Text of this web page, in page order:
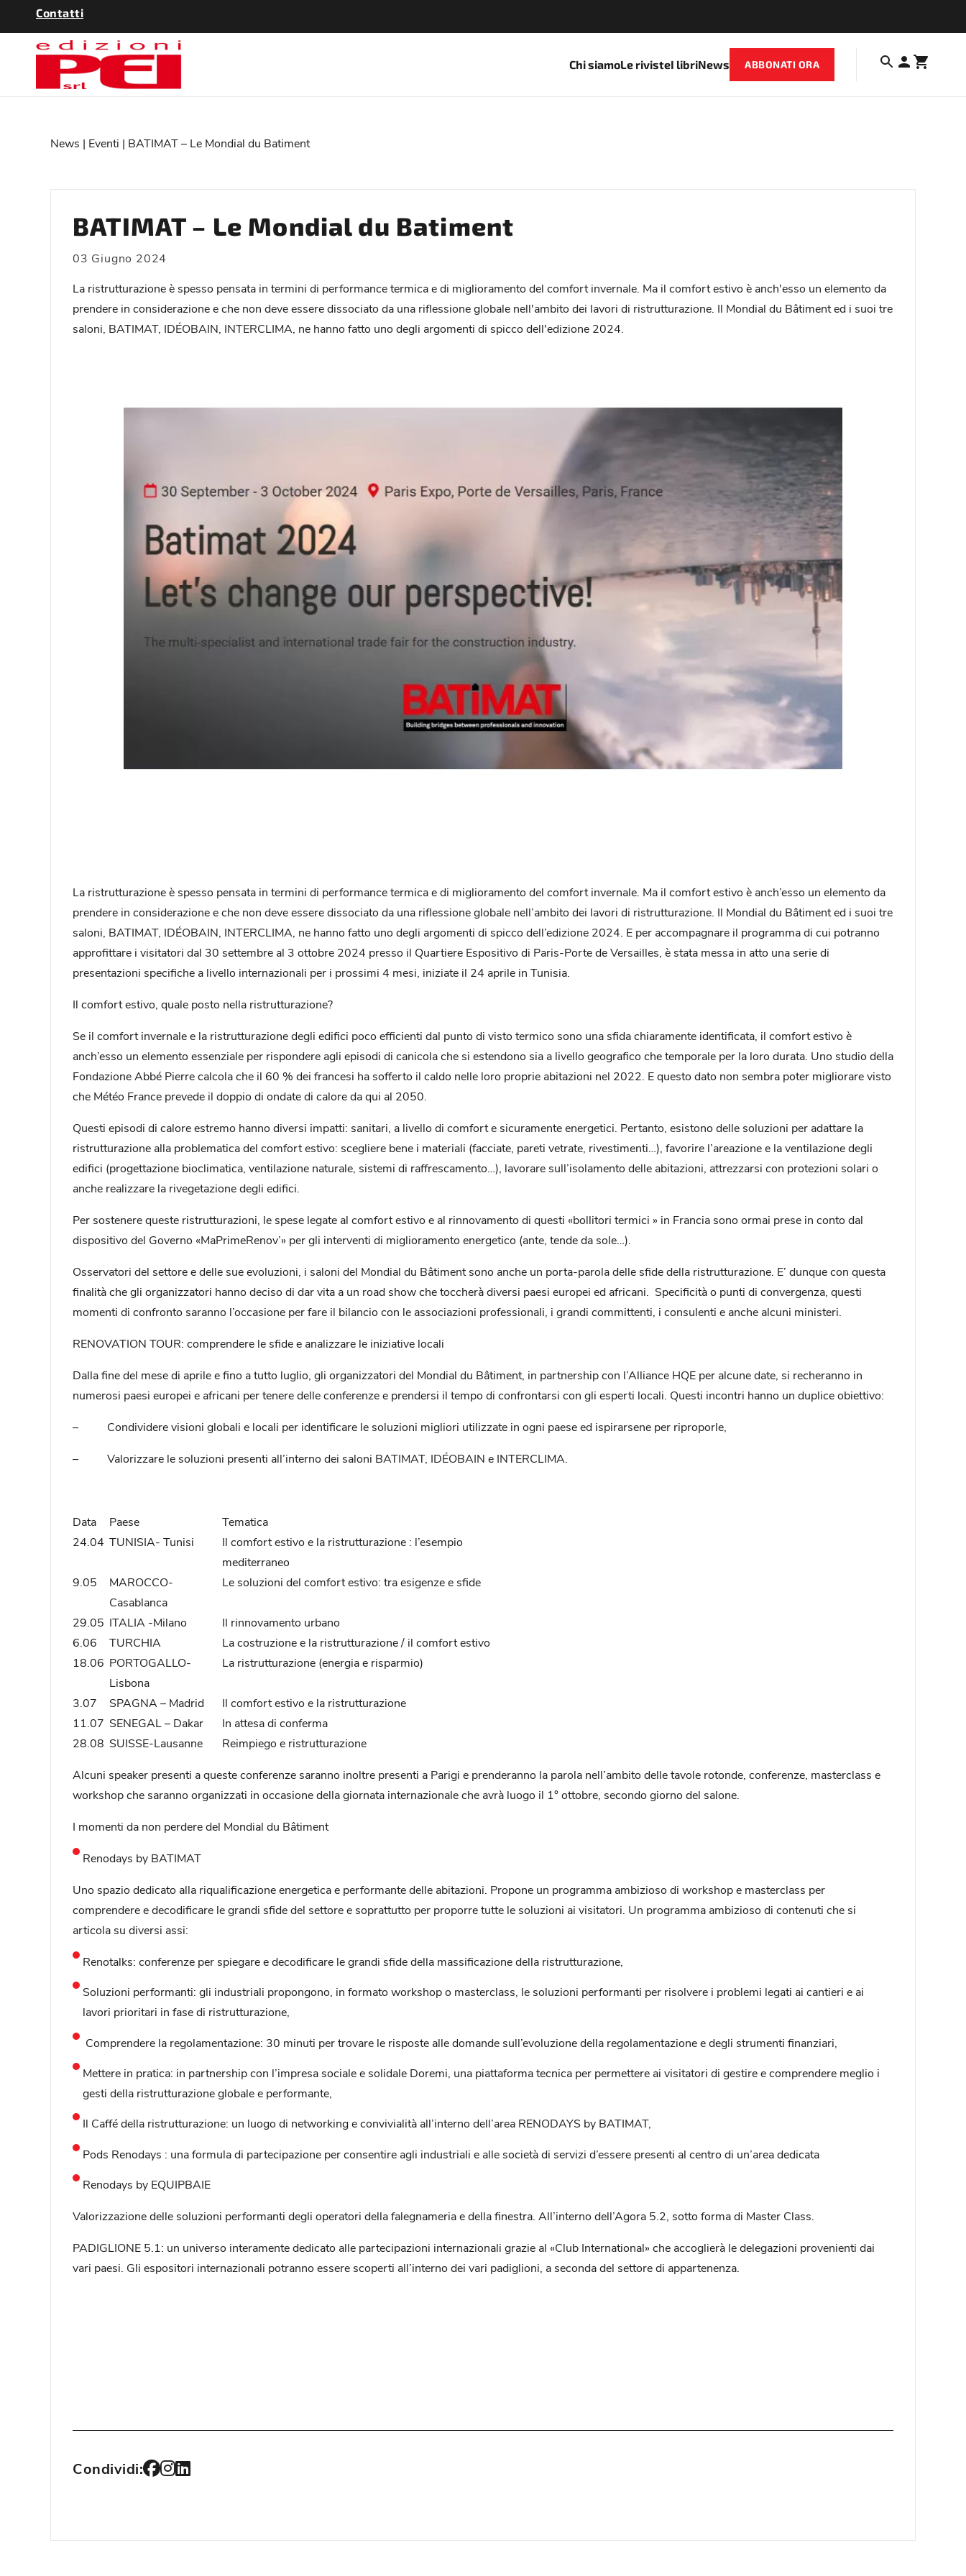
Contatti
Chi siamoLe rivisteI libriNews ABBONATI ORA
News | Eventi | BATIMAT – Le Mondial du Batiment
BATIMAT – Le Mondial du Batiment
03 Giugno 2024
La ristrutturazione è spesso pensata in termini di performance termica e di miglioramento del comfort invernale. Ma il comfort estivo è anch'esso un elemento da
prendere in considerazione e che non deve essere dissociato da una riflessione globale nell'ambito dei lavori di ristrutturazione. Il Mondial du Bâtiment ed i suoi tre
saloni, BATIMAT, IDÉOBAIN, INTERCLIMA, ne hanno fatto uno degli argomenti di spicco dell'edizione 2024.
La ristrutturazione è spesso pensata in termini di performance termica e di miglioramento del comfort invernale. Ma il comfort estivo è anch’esso un elemento da
prendere in considerazione e che non deve essere dissociato da una riflessione globale nell’ambito dei lavori di ristrutturazione. Il Mondial du Bâtiment ed i suoi tre
saloni, BATIMAT, IDÉOBAIN, INTERCLIMA, ne hanno fatto uno degli argomenti di spicco dell’edizione 2024. E per accompagnare il programma di cui potranno
approfittare i visitatori dal 30 settembre al 3 ottobre 2024 presso il Quartiere Espositivo di Paris-Porte de Versailles, è stata messa in atto una serie di
presentazioni specifiche a livello internazionali per i prossimi 4 mesi, iniziate il 24 aprile in Tunisia.
Il comfort estivo, quale posto nella ristrutturazione?
Se il comfort invernale e la ristrutturazione degli edifici poco efficienti dal punto di visto termico sono una sfida chiaramente identificata, il comfort estivo è
anch’esso un elemento essenziale per rispondere agli episodi di canicola che si estendono sia a livello geografico che temporale per la loro durata. Uno studio della
Fondazione Abbé Pierre calcola che il ­60 % dei francesi ha sofferto il caldo nelle loro proprie abitazioni nel 2022. E questo dato non sembra poter migliorare visto
che Météo France prevede il doppio di ondate di calore da qui al 2050.
Questi episodi di calore estremo hanno diversi impatti: sanitari, a livello di comfort e sicuramente energetici. Pertanto, esistono delle soluzioni per adattare la
ristrutturazione alla problematica del comfort estivo: scegliere bene i materiali (facciate, pareti vetrate, rivestimenti…), favorire l’areazione e la ventilazione degli
edifici (progettazione bioclimatica, ventilazione naturale, sistemi di raffrescamento…), lavorare sull’isolamento delle abitazioni, attrezzarsi con protezioni solari o
anche realizzare la rivegetazione degli edifici.
Per sostenere queste ristrutturazioni, le spese legate al comfort estivo e al rinnovamento di questi «bollitori termici » in Francia sono ormai prese in conto dal
dispositivo del Governo «MaPrimeRenov’» per gli interventi di miglioramento energetico (ante, tende da sole…).
Osservatori del settore e delle sue evoluzioni, i saloni del Mondial du Bâtiment sono anche un porta-parola delle sfide della ristrutturazione. E’ dunque con questa
finalità che gli organizzatori hanno deciso di dar vita a un road show che toccherà diversi paesi europei ed africani. Specificità o punti di convergenza, questi
momenti di confronto saranno l’occasione per fare il bilancio con le associazioni professionali, i grandi committenti, i consulenti e anche alcuni ministeri.
RENOVATION TOUR: comprendere le sfide e analizzare le iniziative locali
Dalla fine del mese di aprile e fino a tutto luglio, gli organizzatori del Mondial du Bâtiment, in partnership con l’Alliance HQE per alcune date, si recheranno in
numerosi paesi europei e africani per tenere delle conferenze e prendersi il tempo di confrontarsi con gli esperti locali. Questi incontri hanno un duplice obiettivo:
– Condividere visioni globali e locali per identificare le soluzioni migliori utilizzate in ogni paese ed ispirarsene per riproporle,
– Valorizzare le soluzioni presenti all’interno dei saloni BATIMAT, IDÉOBAIN e INTERCLIMA.
Data Paese
Tematica
24.04 TUNISIA- Tunisi
Il comfort estivo e la ristrutturazione : l’esempio
mediterraneo
9.05
MAROCCO-
Casablanca
Le soluzioni del comfort estivo: tra esigenze e sfide
29.05 ITALIA -Milano
Il rinnovamento urbano
6.06
TURCHIA
La costruzione e la ristrutturazione / il comfort estivo
18.06 PORTOGALLO-
Lisbona
La ristrutturazione (energia e risparmio)
3.07 SPAGNA – Madrid
Il comfort estivo e la ristrutturazione
11.07 SENEGAL – Dakar
In attesa di conferma
28.08 SUISSE-Lausanne Reimpiego e ristrutturazione
Alcuni speaker presenti a queste conferenze saranno inoltre presenti a Parigi e prenderanno la parola nell’ambito delle tavole rotonde, conferenze, masterclass e
workshop che saranno organizzati in occasione della giornata internazionale che avrà luogo il 1° ottobre, secondo giorno del salone.
I momenti da non perdere del Mondial du Bâtiment
Renodays by BATIMAT
Uno spazio dedicato alla riqualificazione energetica e performante delle abitazioni. Propone un programma ambizioso di workshop e masterclass per
comprendere e decodificare le grandi sfide del settore e soprattutto per proporre tutte le soluzioni ai visitatori. Un programma ambizioso di contenuti che si
articola su diversi assi:
Renotalks: conferenze per spiegare e decodificare le grandi sfide della massificazione della ristrutturazione,
Soluzioni performanti: gli industriali propongono, in formato workshop o masterclass, le soluzioni performanti per risolvere i problemi legati ai cantieri e ai
lavori prioritari in fase di ristrutturazione,
Comprendere la regolamentazione: 30 minuti per trovare le risposte alle domande sull’evoluzione della regolamentazione e degli strumenti finanziari,
Mettere in pratica: in partnership con l’impresa sociale e solidale Doremi, una piattaforma tecnica per permettere ai visitatori di gestire e comprendere meglio i
gesti della ristrutturazione globale e performante,
Il Caffé della ristrutturazione: un luogo di networking e convivialità all’interno dell’area RENODAYS by BATIMAT,
Pods Renodays : una formula di partecipazione per consentire agli industriali e alle società di servizi d’essere presenti al centro di un’area dedicata
Renodays by EQUIPBAIE
Valorizzazione delle soluzioni performanti degli operatori della falegnameria e della finestra. All’interno dell’Agora 5.2, sotto forma di Master Class.
PADIGLIONE 5.1: un universo interamente dedicato alle partecipazioni internazionali grazie al «Club International» che accoglierà le delegazioni provenienti dai
vari paesi. Gli espositori internazionali potranno essere scoperti all’interno dei vari padiglioni, a seconda del settore di appartenenza.
Condividi: